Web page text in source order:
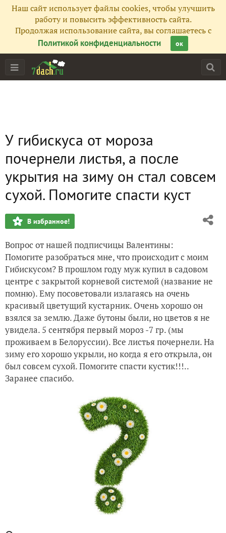
Наш сайт использует файлы cookies, чтобы улучшить
работу и повысить эффективность сайта.
Продолжая использование сайта, вы соглашаетесь с
Политикой конфиденциальности
ок
У гибискуса от мороза
почернели листья, а после
укрытия на зиму он стал совсем
сухой. Помогите спасти куст
В избранное!
Вопрос от нашей подписчицы Валентины:
Помогите разобраться мне, что происходит с моим
Гибискусом? В прошлом году муж купил в садовом
центре с закрытой корневой системой (название не
помню). Ему посоветовали излагаясь на очень
красивый цветущий кустарник. Очень хорошо он
взялся за землю. Даже бутоны были, но цветов я не
увидела. 5 сентября первый мороз -7 гр. (мы
проживаем в Белоруссии). Все листья почернели. На
зиму его хорошо укрыли, но когда я его открыла, он
был совсем сухой. Помогите спасти кустик!!!..
Заранее спасибо.